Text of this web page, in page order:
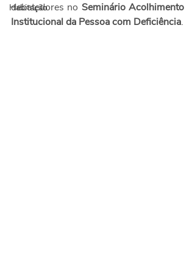
Habitação
debatedores no Seminário Acolhimento
Institucional da Pessoa com Deficiência.